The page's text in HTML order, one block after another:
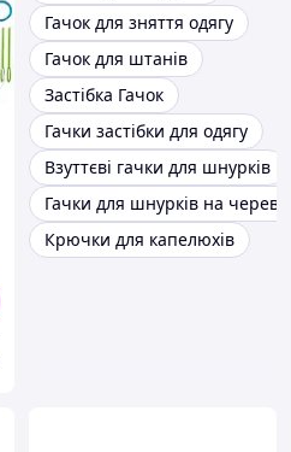
Гачок для зняття одягу
Гачок для штанів
Застібка Гачок
Гачки застібки для одягу
Взуттєві гачки для шнурків
Гачки для шнурків на
Крючки для капелюхів